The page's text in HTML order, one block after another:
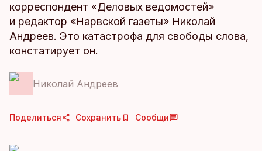
корреспондент «Деловых ведомостей»
и редактор «Нарвской газеты» Николай
Андреев. Это катастрофа для свободы слова,
констатирует он.
Николай Андреев
Поделиться Сохранить Сообщи